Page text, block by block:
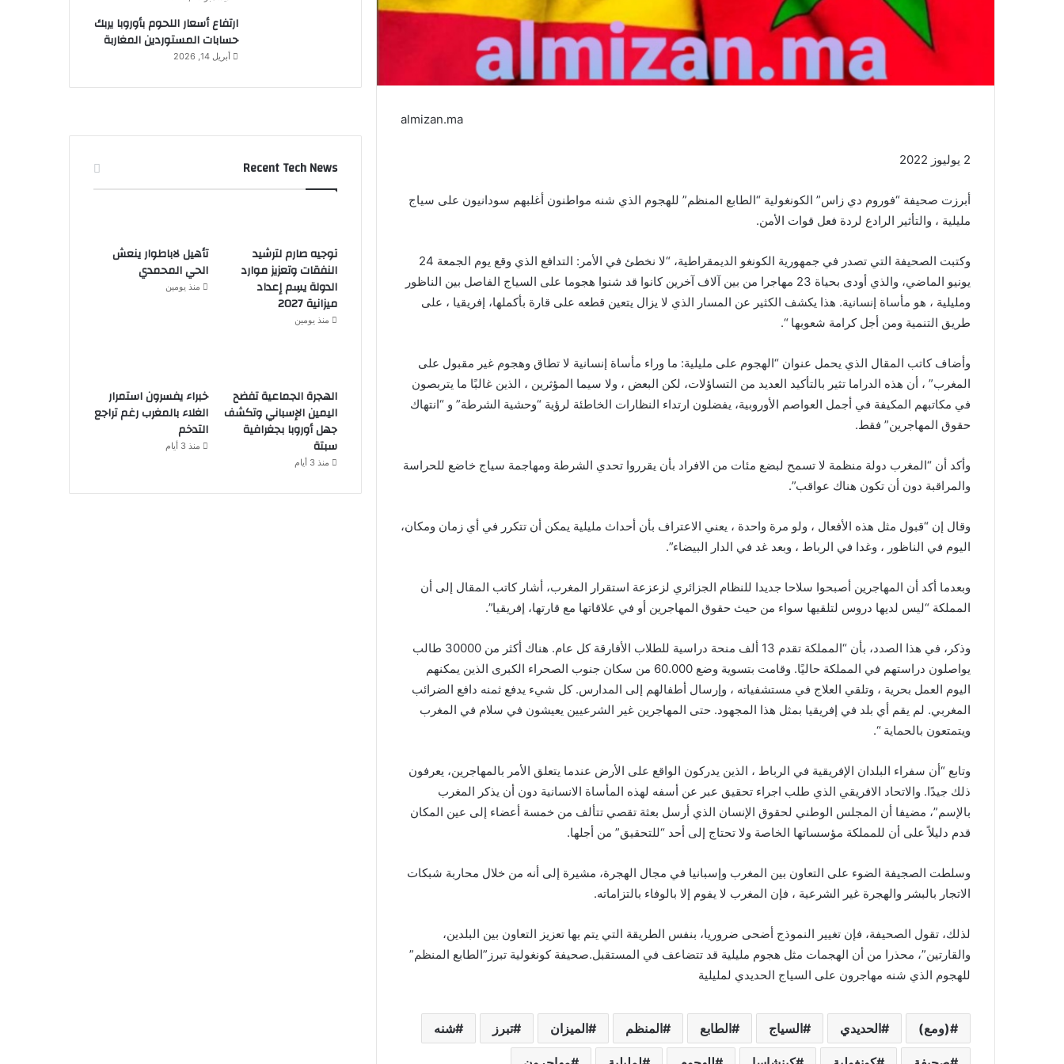
almizan.ma
2 يوليوز 2022
أبرزت صحيفة “فوروم دي زاس” الكونغولية “الطابع المنظم” للهجوم الذي شنه مواطنون أغلبهم سودانيون على سياج
مليلية ، والتأثير الرادع لردة فعل قوات الأمن.
وكتبت الصحيفة التي تصدر في جمهورية الكونغو الديمقراطية، “لا نخطئ في الأمر: التدافع الذي وقع يوم الجمعة 24
يونيو الماضي، والذي أودى بحياة 23 مهاجرا من بين آلاف آخرين كانوا قد شنوا هجوما على السياج الفاصل بين الناظور
ومليلية ، هو مأساة إنسانية. هذا يكشف الكثير عن المسار الذي لا يزال يتعين قطعه على قارة بأكملها، إفريقيا ، على
طريق التنمية ومن أجل كرامة شعوبها “.
وأضاف كاتب المقال الذي يحمل عنوان “الهجوم على مليلية: ما وراء مأساة إنسانية لا تطاق وهجوم غير مقبول على
المغرب” ، أن هذه الدراما تثير بالتأكيد العديد من التساؤلات، لكن البعض ، ولا سيما المؤثرين ، الذين غالبًا ما يتربصون
في مكاتبهم المكيفة في أجمل العواصم الأوروبية، يفضلون ارتداء النظارات الخاطئة لرؤية “وحشية الشرطة” و “انتهاك
حقوق المهاجرين” فقط.
وأكد أن “المغرب دولة منظمة لا تسمح لبضع مئات من الافراد بأن يقرروا تحدي الشرطة ومهاجمة سياج خاضع للحراسة
والمراقبة دون أن تكون هناك عواقب”.
وقال إن “قبول مثل هذه الأفعال ، ولو مرة واحدة ، يعني الاعتراف بأن أحداث مليلية يمكن أن تتكرر في أي زمان ومكان،
اليوم في الناظور ، وغدا في الرباط ، وبعد غد في الدار البيضاء”.
وبعدما أكد أن المهاجرين أصبحوا سلاحا جديدا للنظام الجزائري لزعزعة استقرار المغرب، أشار كاتب المقال إلى أن
المملكة “ليس لديها دروس لتلقيها سواء من حيث حقوق المهاجرين أو في علاقاتها مع قارتها، إفريقيا”.
وذكر، في هذا الصدد، بأن “المملكة تقدم 13 ألف منحة دراسية للطلاب الأفارقة كل عام. هناك أكثر من 30000 طالب
يواصلون دراستهم في المملكة حاليًا. وقامت بتسوية وضع 60.000 من سكان جنوب الصحراء الكبرى الذين يمكنهم
اليوم العمل بحرية ، وتلقي العلاج في مستشفياته ، وإرسال أطفالهم إلى المدارس. كل شيء يدفع ثمنه دافع الضرائب
المغربي. لم يقم أي بلد في إفريقيا بمثل هذا المجهود. حتى المهاجرين غير الشرعيين يعيشون في سلام في المغرب
ويتمتعون بالحماية “.
وتابع “أن سفراء البلدان الإفريقية في الرباط ، الذين يدركون الواقع على الأرض عندما يتعلق الأمر بالمهاجرين، يعرفون
ذلك جيدًا. والاتحاد الافريقي الذي طلب اجراء تحقيق عبر عن أسفه لهذه المأساة الانسانية دون أن يذكر المغرب
بالإسم”، مضيفا أن المجلس الوطني لحقوق الإنسان الذي أرسل بعثة تقصي تتألف من خمسة أعضاء إلى عين المكان
قدم دليلاً على أن للمملكة مؤسساتها الخاصة ولا تحتاج إلى أحد “للتحقيق” من أجلها.
وسلطت الصجيفة الضوء على التعاون بين المغرب وإسبانيا في مجال الهجرة، مشيرة إلى أنه من خلال محاربة شبكات
الاتجار بالبشر والهجرة غير الشرعية ، فإن المغرب لا يفوم إلا بالوفاء بالتزاماته.
لذلك، تقول الصحيفة، فإن تغيير النموذج أضحى ضروريا، بنفس الطريقة التي يتم بها تعزيز التعاون بين البلدين،
والقارتين”، محذرا من أن الهجمات مثل هجوم مليلية قد تتضاعف في المستقبل.صحيفة كونغولية تبرز”الطابع المنظم”
للهجوم الذي شنه مهاجرون على السياج الحديدي لمليلية
(ومع) الحديدي السياج الطابع المنظم الميزان تبرز شنه
ارتفاع أسعار اللحوم بأوروبا يربك
حسابات المستوردين المغاربة
أبريل 14, 2026
Recent Tech News
توجيه صارم لترشيد
النفقات وتعزيز موارد
الدولة يسِم إعداد
ميزانية 2027
منذ يومين
تأهيل لاباطوار ينعش
الحي المحمدي
منذ يومين
الهجرة الجماعية تفضح
اليمين الإسباني وتكشف
جهل أوروبا بجغرافية
سبتة
منذ 3 أيام
خبراء يفسرون استمرار
الغلاء بالمغرب رغم تراجع
التدخم
منذ 3 أيام